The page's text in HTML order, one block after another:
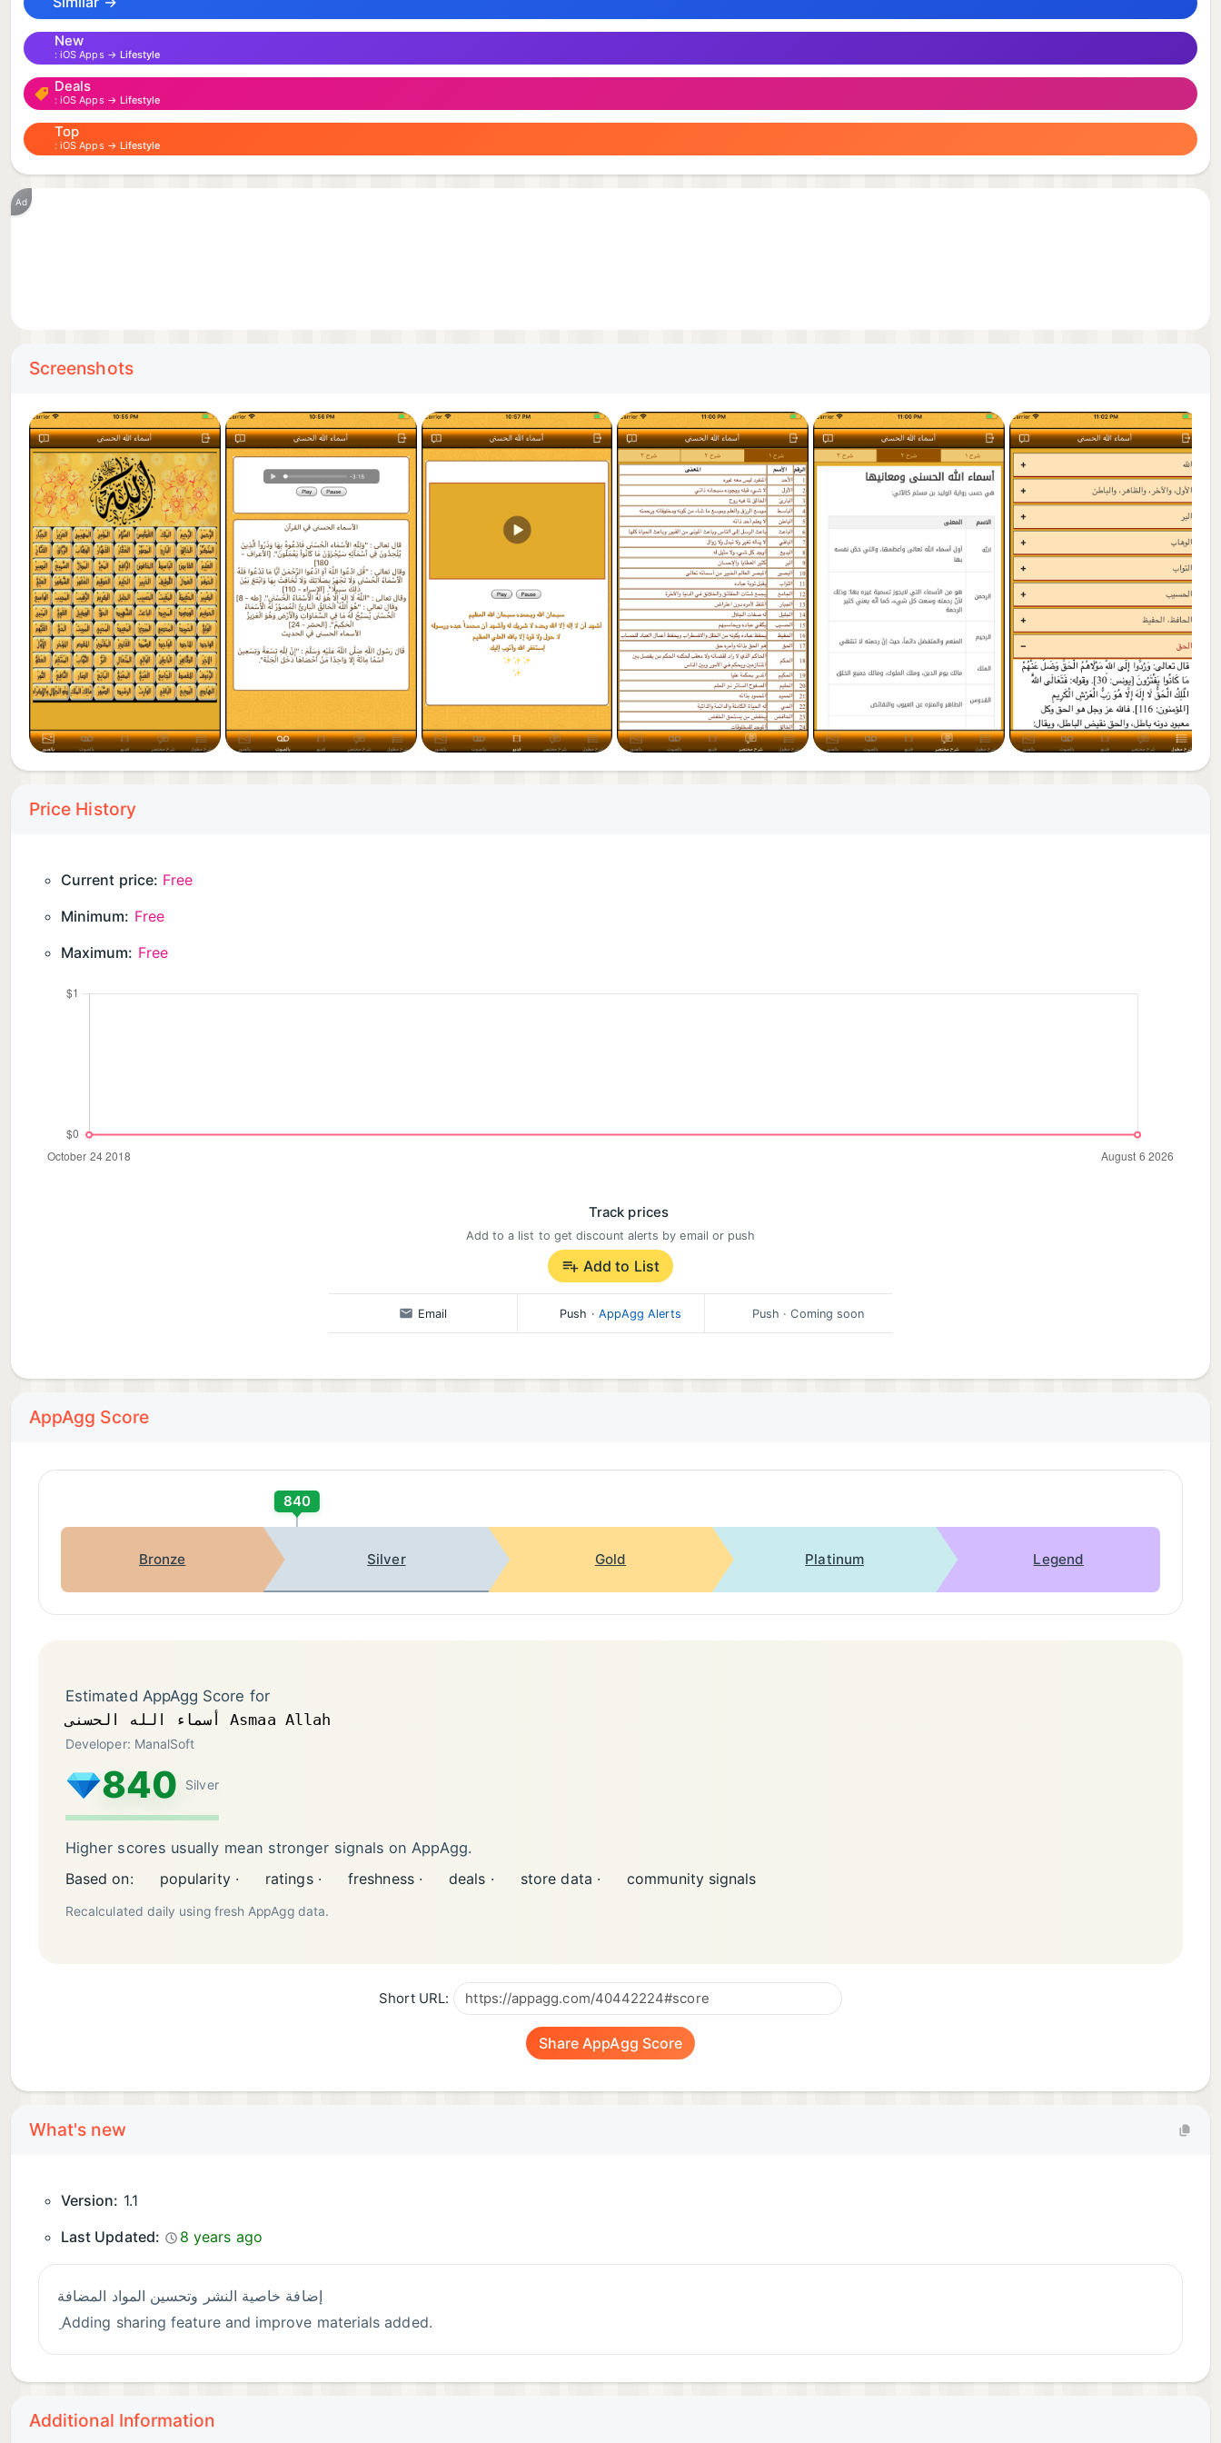
New
iOS Apps → Lifestyle
Deals
iOS Apps → Lifestyle
Top
iOS Apps → Lifestyle
Ad
Screenshots
Price History
Current price: Free
Minimum: Free
Maximum: Free
Track prices
Add to a list to get discount alerts by email or push
Add to List
Email Push · AppAgg Alerts Push · Coming soon
AppAgg Score
840
Bronze Silver Gold Platinum Legend
Estimated AppAgg Score for
أسماء الله الحسنى Asmaa Allah
Developer: ManalSoft
840 Silver
Higher scores usually mean stronger signals on AppAgg.
Based on:
popularity · ratings · freshness · deals · store data · community signals
Recalculated daily using fresh AppAgg data.
Short URL:
Share AppAgg Score
What's new
Version: 1.1
Last Updated:
8 years ago
إضافة خاصية النشر وتحسين المواد المضافة
ِ Adding sharing feature and improve materials added.
Additional Information